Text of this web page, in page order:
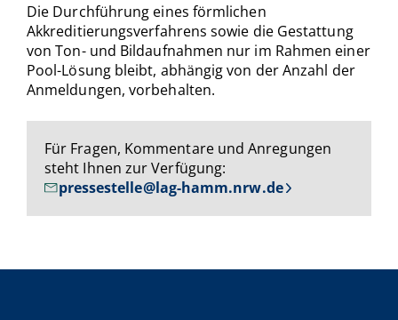
Die Durchführung eines förmlichen
Akkreditierungsverfahrens sowie die Gestattung
von Ton- und Bildaufnahmen nur im Rahmen einer
Pool-Lösung bleibt, abhängig von der Anzahl der
Anmeldungen, vorbehalten.
Für Fragen, Kommentare und Anregungen
steht Ihnen zur Verfügung:
pressestelle@lag-hamm.nrw.de